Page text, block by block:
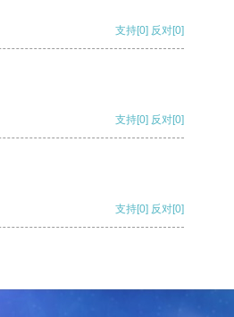
支持[0] 反对[0]
支持[0] 反对[0]
支持[0] 反对[0]